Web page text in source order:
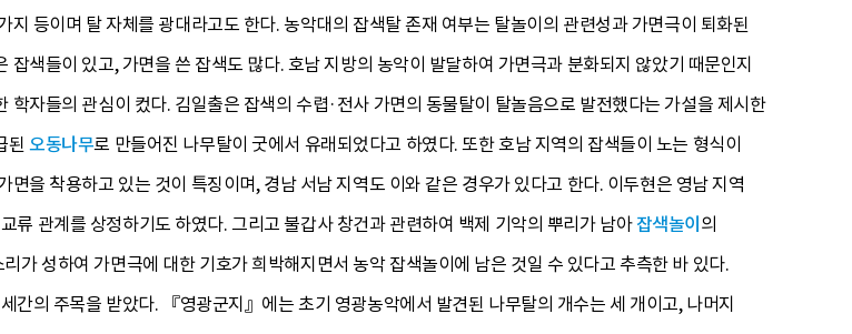
등이며 탈 자체를 광대라고도 한다. 농악대의 잡색탈 존재 여부는 탈놀이의 관련성과 가면극이 퇴화된
색들이 있고, 가면을 쓴 잡색도 많다. 호남 지방의 농악이 발달하여 가면극과 분화되지 않았기 때문인지
자들의 관심이 컸다. 김일출은 잡색의 수렵·전사 가면의 동물탈이 탈놀음으로 발전했다는 가설을 제시한
된오동나무로 만들어진 나무탈이 굿에서 유래되었다고 하였다. 또한 호남 지역의 잡색들이 노는 형식이
을 착용하고 있는 것이 특징이며, 경남 서남 지역도 이와 같은 경우가 있다고 한다. 이두현은 영남 지역
류 관계를 상정하기도 하였다. 그리고 불갑사 창건과 관련하여 백제 기악의 뿌리가 남아잡색놀이의
가 성하여 가면극에 대한 기호가 희박해지면서 농악 잡색놀이에 남은 것일 수 있다고 추측한 바 있다.
간의 주목을 받았다. 『영광군지』에는 초기 영광농악에서 발견된 나무탈의 개수는 세 개이고, 나머지